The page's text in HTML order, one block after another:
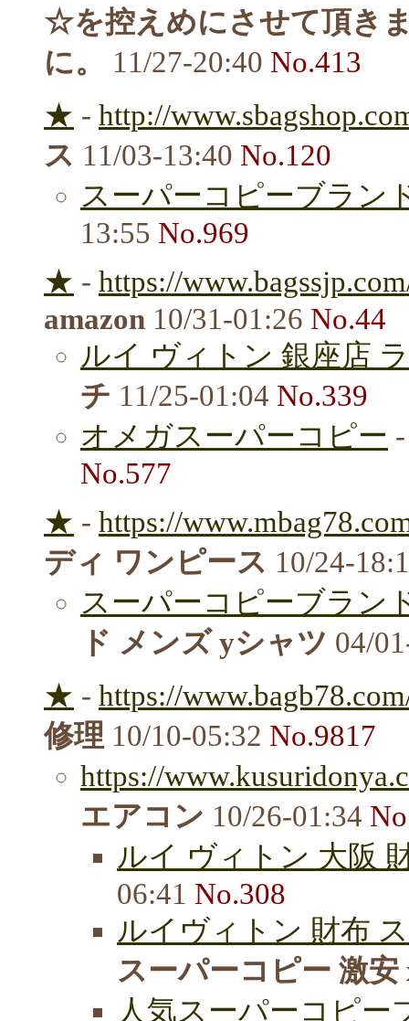
☆を控えめにさせて頂き
に。
11/27-20:40 No.413
★ - http://
ス 11/03-13:40 No.120
スーパーコピーブラン
13:55 No.969
★ - https://
amazon 10/31-01:26 No.44
ルイ ヴィトン 銀座店
チ 11/25-01:04 No.339
オメガスーパーコピー
No.577
★ - https://
ディ ワンピース 10/24-
スーパーコピーブラン
ド メンズ yシャツ 04/
★ - https://
修理 10/10-05:32 No.9817
https://
エアコン 10/26-01:34
ルイ ヴィトン 大阪
06:41 No.308
ルイヴィトン 財布
スーパーコピー 激安
人気スーパーコピー